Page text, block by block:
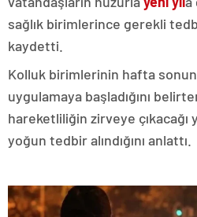
sağlık birimlerince gerekli
kaydetti.
Kolluk birimlerinin hafta
uygulamaya başladığını
hareketliliğin zirveye çıkacağı
yoğun tedbir alındığını anlattı.